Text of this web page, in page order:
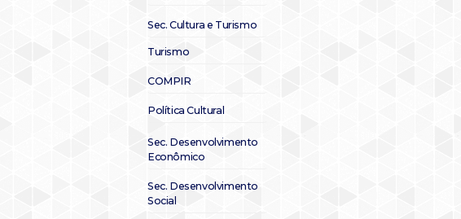
Sec. Cultura e Turismo
Turismo
COMPIR
Política Cultural
Sec. Desenvolvimento
Econômico
Sec. Desenvolvimento
Social